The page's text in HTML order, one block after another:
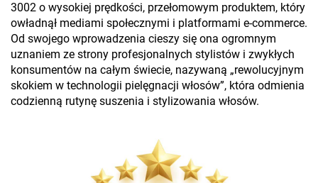
Skontaktuj Się Z Nami
3002 o wysokiej prędkości, przełomowym produktem, który
owładnął mediami społecznymi i platformami e-commerce.
Od swojego wprowadzenia cieszy się ona ogromnym
uznaniem ze strony profesjonalnych stylistów i zwykłych
konsumentów na całym świecie, nazywaną „rewolucyjnym
skokiem w technologii pielęgnacji włosów”, która odmienia
codzienną rutynę suszenia i stylizowania włosów.